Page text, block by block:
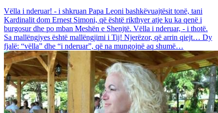
Vëlla i nderuar! - i shkruan Papa Leoni bashkëvuajtësit tonë, tani
Kardinalit dom Ernest Simoni, që është rikthyer atje ku ka qenë i
burgosur dhe po mban Meshën e Shenjtë. Vëlla i nderuar, - i thotë.
Sa mallëngjyes është mallëngjimi i Tij! Njerëzor, që arrin qiejt… Dy
fjalë: “vëlla” dhe “i nderuar”, që na mungojnë aq shumë…